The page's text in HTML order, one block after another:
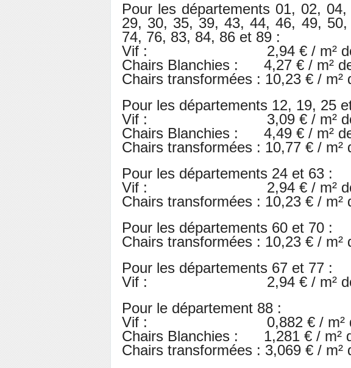
Pour les départements 01, 02,
29, 30, 35, 39, 43, 44, 46, 49,
74, 76, 83, 84, 86 et 89 :
Vif : 2,94 € / m² de
Chairs Blanchies : 4,27 € / m²
Chairs transformées : 10,23 € / m²
Pour les départements 12, 19, 25
Vif : 3,09 € / m² de
Chairs Blanchies : 4,49 € / m²
Chairs transformées : 10,77 € / m²
Pour les départements 24 et 63 :
Vif : 2,94 € / m² de
Chairs transformées : 10,23 € / m²
Pour les départements 60 et 70 :
Chairs transformées : 10,23 € / m²
Pour les départements 67 et 77 :
Vif : 2,94 € / m² de
Pour le département 88 :
Vif : 0,882 € / m² de
Chairs Blanchies : 1,281 € / m²
Chairs transformées : 3,069 € / m²